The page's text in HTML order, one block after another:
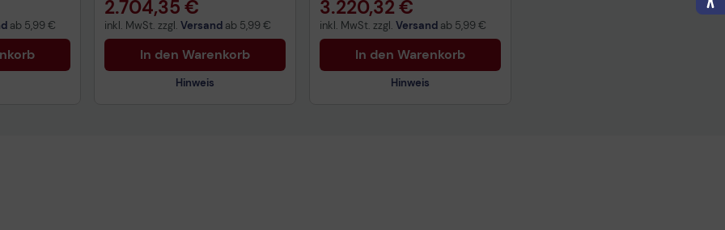
ab 5,99 €
2.704,35 €
inkl. MwSt. zzgl. Versand ab 5,99 €
In den Warenkorb
Hinweis
3.220,32 €
inkl. MwSt. zzgl. Versand ab 5,99 €
In den Warenkorb
Hinweis